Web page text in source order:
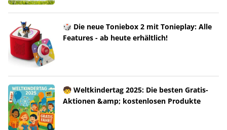
🎲 Die neue Toniebox 2 mit Tonieplay: Alle
Features - ab heute erhältlich!
🧒 Weltkindertag 2025: Die besten Gratis-
Aktionen &amp; kostenlosen Produkte